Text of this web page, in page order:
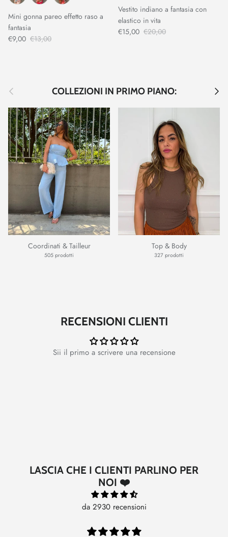
Mini gonna pareo effetto raso a
fantasia
€9,00 €13,00
Vestito indiano a fantasia con
elastico in vita
€15,00 €20,00
Indietro COLLEZIONI IN PRIMO PIANO:
Coordinati & Tailleur
505 prodotti
Top & Body
327 prodotti
RECENSIONI CLIENTI
Sii il primo a scrivere una recensione
LASCIA CHE I CLIENTI PARLINO PER
NOI ❤️
da 2930 recensioni